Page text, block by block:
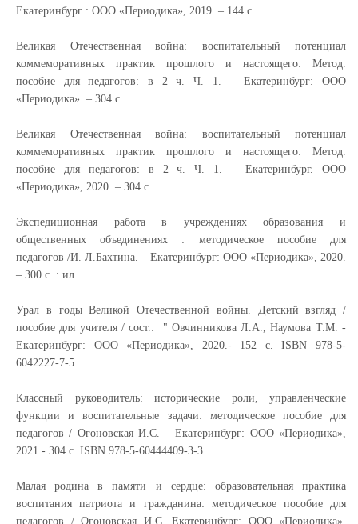
Екатеринбург : ООО «Периодика», 2019. – 144 с.
Великая Отечественная война: воспитательный потенциал
коммеморативных
практик прошлого и настоящего: Метод.
пособие для педагогов: в 2 ч. Ч. 1. – Екатеринбург: ООО
«Периодика». – 304 с.
Великая Отечественная война: воспитательный потенциал
коммеморативных практик прошлого и настоящего: Метод.
пособие для педагогов: в 2 ч. Ч. 1. –
Екатеринбург. ООО
«Периодика», 2020. – 304 с.
Экспедиционная работа в учреждениях образования и
общественных объединениях : методическое пособие для
педагогов /И. Л.Бахтина. – Екатеринбург: OOO «Периодика», 2020.
– 300 с. : ил.
Урал в годы Великой Отечественной войны. Детский взгляд /
пособие для учителя / сост.: " Овчинникова Л.А., Наумова Т.М. -
Екатеринбург: ООО «Периодика», 2020.- 152 с.ISBN 978-5-
6042227-7-5
Классный руководитель: исторические роли, управленческие
функции и воспитательные задачи: методическое пособие для
педагогов / Огоновская И.С. – Екатеринбург: ООО «Периодика»,
2021.- 304 с. ISBN 978-5-60444409-3-3
Малая родина в памяти и сердце: образовательная практика
воспитания патриота и гражданина: методическое пособие для
педагогов / Огоновская И.С. Екатеринбург: ООО «Периодика»,